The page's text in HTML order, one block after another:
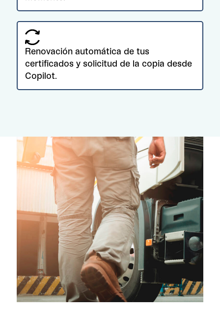
Renovación automática de tus
certificados y solicitud de la copia desde
Copilot.